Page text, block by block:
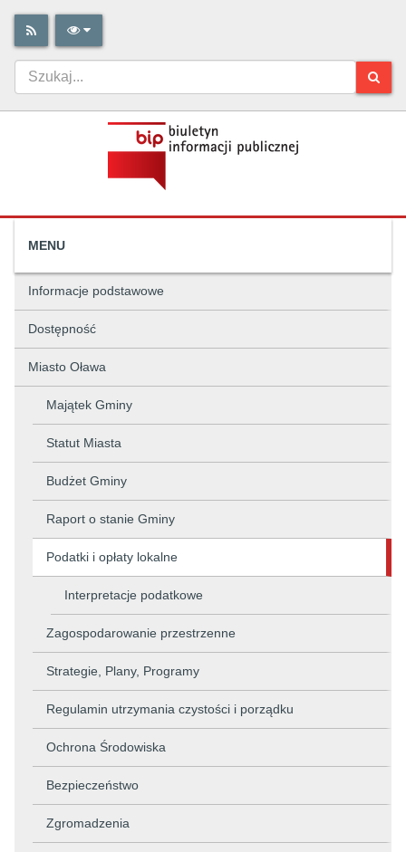
MENU
Informacje podstawowe
Dostępność
Miasto Oława
Majątek Gminy
Statut Miasta
Budżet Gminy
Raport o stanie Gminy
Podatki i opłaty lokalne
Interpretacje podatkowe
Zagospodarowanie przestrzenne
Strategie, Plany, Programy
Regulamin utrzymania czystości i porządku
Ochrona Środowiska
Bezpieczeństwo
Zgromadzenia